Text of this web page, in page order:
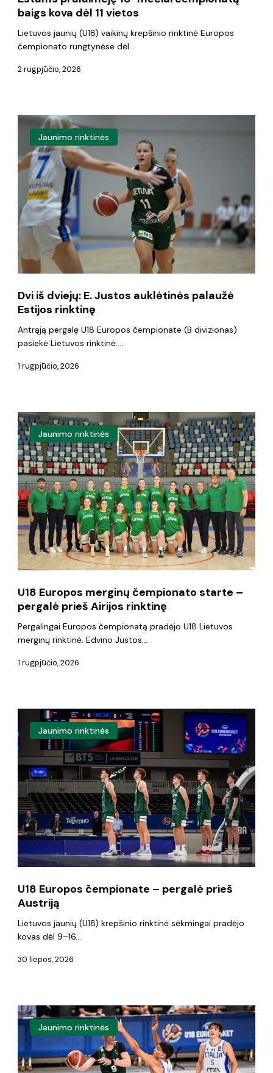
vietos
baigs kova dėl 11 vietos
Lietuvos jaunių (U18) vaikinų krepšinio rinktinė Europos
čempionato rungtynėse dėl…
2 rugpjūčio, 2026
dviejų:
Justos
auklėtinės
palaužė
Estijos
Jaunimo rinktinės
Dvi iš dviejų: E. Justos auklėtinės palaužė
Estijos rinktinę
Antrąją pergalę U18 Europos čempionate (B divizionas)
pasiekė Lietuvos rinktinė.…
1 rugpjūčio, 2026
U18
Europos
merginų
čempionato
starte
–
pergalė
prieš
rinktinę
Jaunimo rinktinės
U18 Europos merginų čempionato starte –
pergalė prieš Airijos rinktinę
Pergalingai Europos čempionatą pradėjo U18 Lietuvos
merginų rinktinė. Edvino Justos…
1 rugpjūčio, 2026
Europos
čempionate
–
pergalė
prieš
Austriją
Jaunimo rinktinės
U18 Europos čempionate – pergalė prieš
Austriją
Lietuvos jaunių (U18) krepšinio rinktinė sėkmingai pradėjo
kovas dėl 9–16…
30 liepos, 2026
U18
Lietuvos
rinktinė
Jaunimo rinktinės